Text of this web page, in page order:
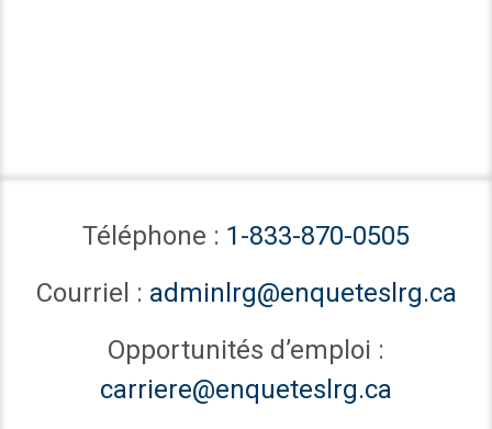
Téléphone : 1-833-870-0505
Courriel : adminlrg@enqueteslrg.ca
Opportunités d’emploi :
carriere@enqueteslrg.ca